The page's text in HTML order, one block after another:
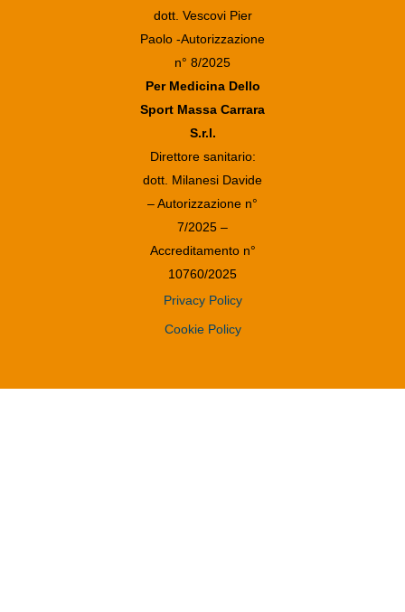
dott. Vescovi Pier
Paolo -Autorizzazione
n° 8/2025
Per Medicina Dello
Sport Massa Carrara
S.r.l.
Direttore sanitario:
dott. Milanesi Davide
– Autorizzazione n°
7/2025 –
Accreditamento n°
10760/2025
Privacy Policy
Cookie Policy